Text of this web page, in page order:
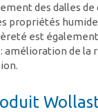
des dalles de
propriétés
est
: amélioration de la